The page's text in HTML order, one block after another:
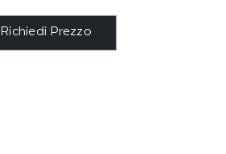
Richiedi Prezzo